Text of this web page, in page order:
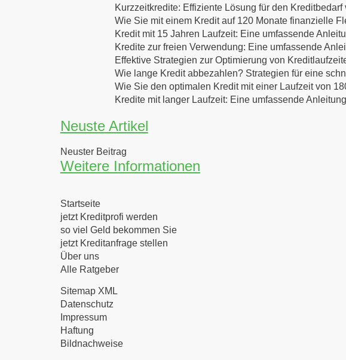
Kurzzeitkredite: Effiziente Lösung für den Kreditbedarf
Wie Sie mit einem Kredit auf 120 Monate finanzielle
Kredit mit 15 Jahren Laufzeit: Eine umfassende
Kredite zur freien Verwendung: Eine umfassende
Effektive Strategien zur Optimierung von
Wie lange Kredit abbezahlen? Strategien für eine
Wie Sie den optimalen Kredit mit einer Laufzeit von
Kredite mit langer Laufzeit: Eine umfassende
Neuste Artikel
Neuster Beitrag
Weitere Informationen
Startseite
jetzt Kreditprofi werden
so viel Geld bekommen Sie
jetzt Kreditanfrage stellen
Über uns
Alle Ratgeber
Sitemap XML
Datenschutz
Impressum
Haftung
Bildnachweise